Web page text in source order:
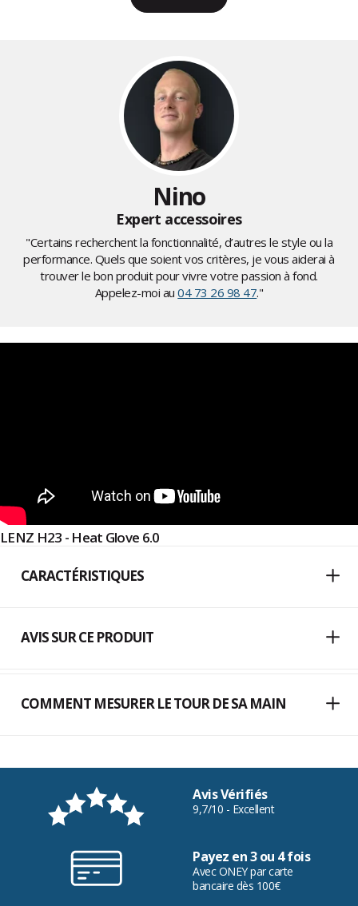
Nino
Expert accessoires
"Certains recherchent la fonctionnalité, d’autres le style ou la
performance. Quels que soient vos critères, je vous aiderai à
trouver le bon produit pour vivre votre passion à fond.
Appelez-moi au04 73 26 98 47."
LENZ H23 - Heat Glove 6.0
CARACTÉRISTIQUES
AVIS SUR CE PRODUIT
COMMENT MESURER LE TOUR DE SA MAIN
Avis Vérifiés
9,7/10 - Excellent
Payez en 3 ou 4 fois
Avec ONEY par carte
bancaire dès 100€